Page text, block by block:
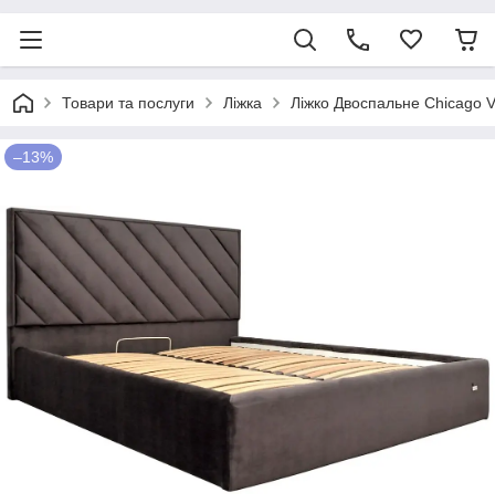
Товари та послуги Ліжка Ліжко Двоспальне Chicago
–13%